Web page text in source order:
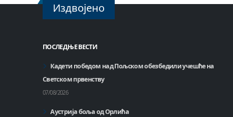
Издвојено
ПОСЛЕДЊЕ ВЕСТИ
Кадети победом над Пољском обезбедили учешће на
Светском првенству
07/08/2026
Аустрија боља од Орлића